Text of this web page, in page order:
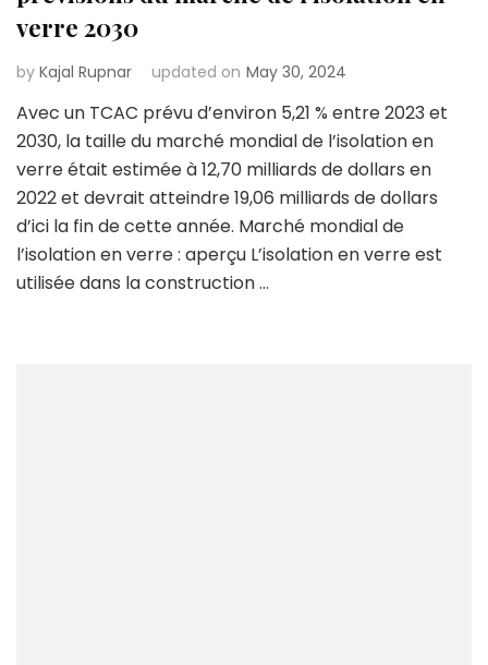
verre 2030
by Kajal Rupnar updated on May 30, 2024
Avec un TCAC prévu d’environ 5,21 % entre 2023 et
2030, la taille du marché mondial de l’isolation en
verre était estimée à 12,70 milliards de dollars en
2022 et devrait atteindre 19,06 milliards de dollars
d’ici la fin de cette année. Marché mondial de
l’isolation en verre : aperçu L’isolation en verre est
utilisée dans la construction …